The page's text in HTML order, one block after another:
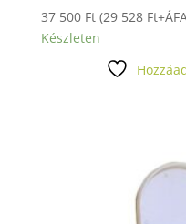
37 500 Ft (29 528 Ft
Készleten